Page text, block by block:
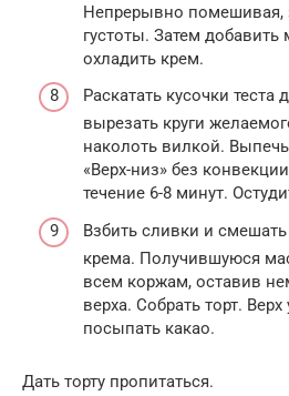
Непрерывно помешивая,
густоты. Затем
охладить крем.
Раскатать кусочки
вырезать круги
наколоть вилкой.
«Верх-низ» без
течение 6-8 минут.
Взбить сливки и
крема. Получившуюся
всем коржам, оставив
верха. Собрать торт.
посыпать какао.
Дать торту пропитаться.